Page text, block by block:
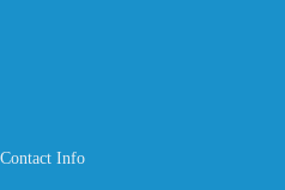
Contact Info